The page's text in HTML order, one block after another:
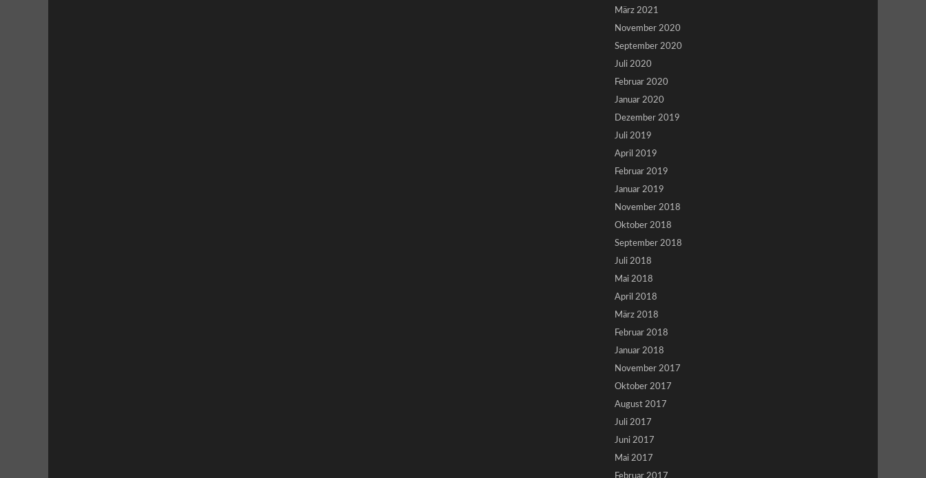
März 2021
November 2020
September 2020
Juli 2020
Februar 2020
Januar 2020
Dezember 2019
Juli 2019
April 2019
Februar 2019
Januar 2019
November 2018
Oktober 2018
September 2018
Juli 2018
Mai 2018
April 2018
März 2018
Februar 2018
Januar 2018
November 2017
Oktober 2017
August 2017
Juli 2017
Juni 2017
Mai 2017